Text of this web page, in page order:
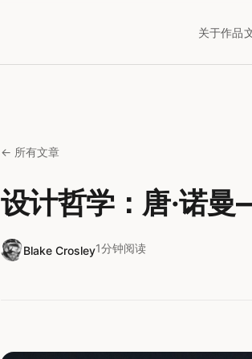
关于作品
← 所有文章
设计哲学：唐·诺
Blake Crosley1分钟阅读